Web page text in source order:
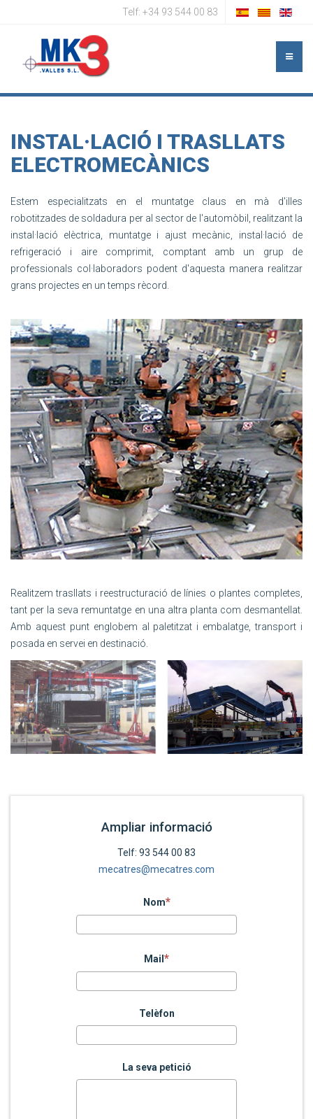
Telf: +34 93 544 00 83
INSTAL·LACIÓ I TRASLLATS
ELECTROMECÀNICS
Estem especialitzats en el muntatge claus en mà d'illes
robotitzades de soldadura per al sector de l'automòbil, realitzant la
instal·lació elèctrica, muntatge i ajust mecànic, instal·lació de
refrigeració i aire comprimit, comptant amb un grup de
professionals col·laboradors podent d'aquesta manera realitzar
grans projectes en un temps rècord.
Realitzem trasllats i reestructuració de línies o plantes completes,
tant per la seva remuntatge en una altra planta com desmantellat.
Amb aquest punt englobem al paletitzat i embalatge, transport i
posada en servei en destinació.
Ampliar informació
Telf: 93 544 00 83
mecatres@mecatres.com
Nom
Mail
Telèfon
La seva petició